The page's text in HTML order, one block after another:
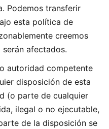
Podemos transferir
esta política de
creemos
afectados.
autoridad competente
disposición de esta
(o parte de cualquier
ilegal o no ejecutable,
de la disposición se